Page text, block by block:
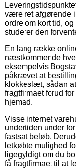
være ret afgørende
ordre om kort tid,
studerer den
En lang række
næstkommende
eksempelvis
påkrævet at
klokkeslæt, sådan
fragtfirmaet forud
hjemad.
Visse internet
undertiden under
fastsat beløb.
letkøbte mulighed
ligegyldigt om du
få fragtfirmaet til at